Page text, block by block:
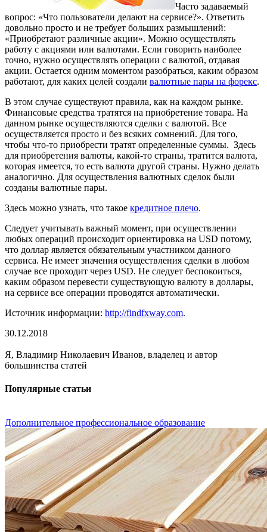
Часто задаваемый
вопрос: «Что пользователи делают на сервисе?». Ответить
довольно просто и не требует больших размышлений:
«Приобретают различные акции». Можно осуществлять
работу с акциями или валютами. Если говорить наиболее
точно, нужно осуществлять операции с валютой, отдавая
акции. Остается одним моментом разобраться, каким образом
работают, для каких целей создали валютные пары на форекс.
В этом случае существуют правила, как на каждом рынке.
Финансовые средства тратятся на приобретение товара. На
данном рынке осуществляются сделки с валютой. Все
осуществляется просто и без всяких сомнений. Для того,
чтобы что-то приобрести тратят определенные суммы. Здесь
для приобретения валюты, какой-то страны, тратится валюта,
которая имеется, то есть валюта другой страны. Нужно делать
аналогично. Для осуществления валютных сделок были
созданы валютные пары.
Здесь можно узнать, что такое кредитное плечо.
Следует учитывать важный момент, при осуществлении
любых операций происходит ориентировка на USD потому,
что доллар является обязательным участником данного
сервиса. Не имеет значения осуществления сделки в любом
случае все проходит через USD. Не следует беспокоиться,
каким образом перевести существующую валюту в доллары,
на сервисе все операции проводятся автоматически.
Источник информации: http://findfxway.com.
30.12.2018
Я, Владимир Николаевич Иванов, владелец и автор
большинства статей
Популярные статьи
Дополнительное профессиональное образование